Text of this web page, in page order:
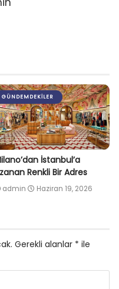
GÜNDEMDEKILER
İstanbul’a
Renkli Bir Adres
admin Haziran 19, 2026
Gerekli alanlar * ile